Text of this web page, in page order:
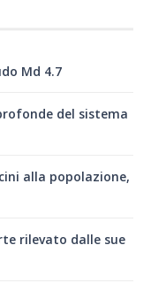
Md 4.7
profonde del sistema
alla popolazione,
rilevato dalle sue